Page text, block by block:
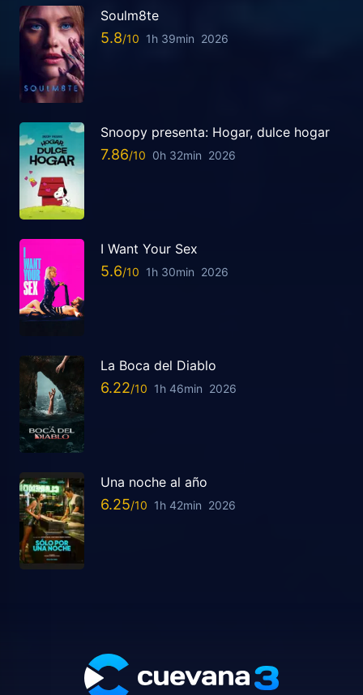
Soulm8te
5.8 1h 39min 2026
Snoopy presenta: Hogar, dulce hogar
7.86 0h 32min 2026
I Want Your Sex
5.6 1h 30min 2026
La Boca del Diablo
6.22 1h 46min 2026
Una noche al año
6.25 1h 42min 2026